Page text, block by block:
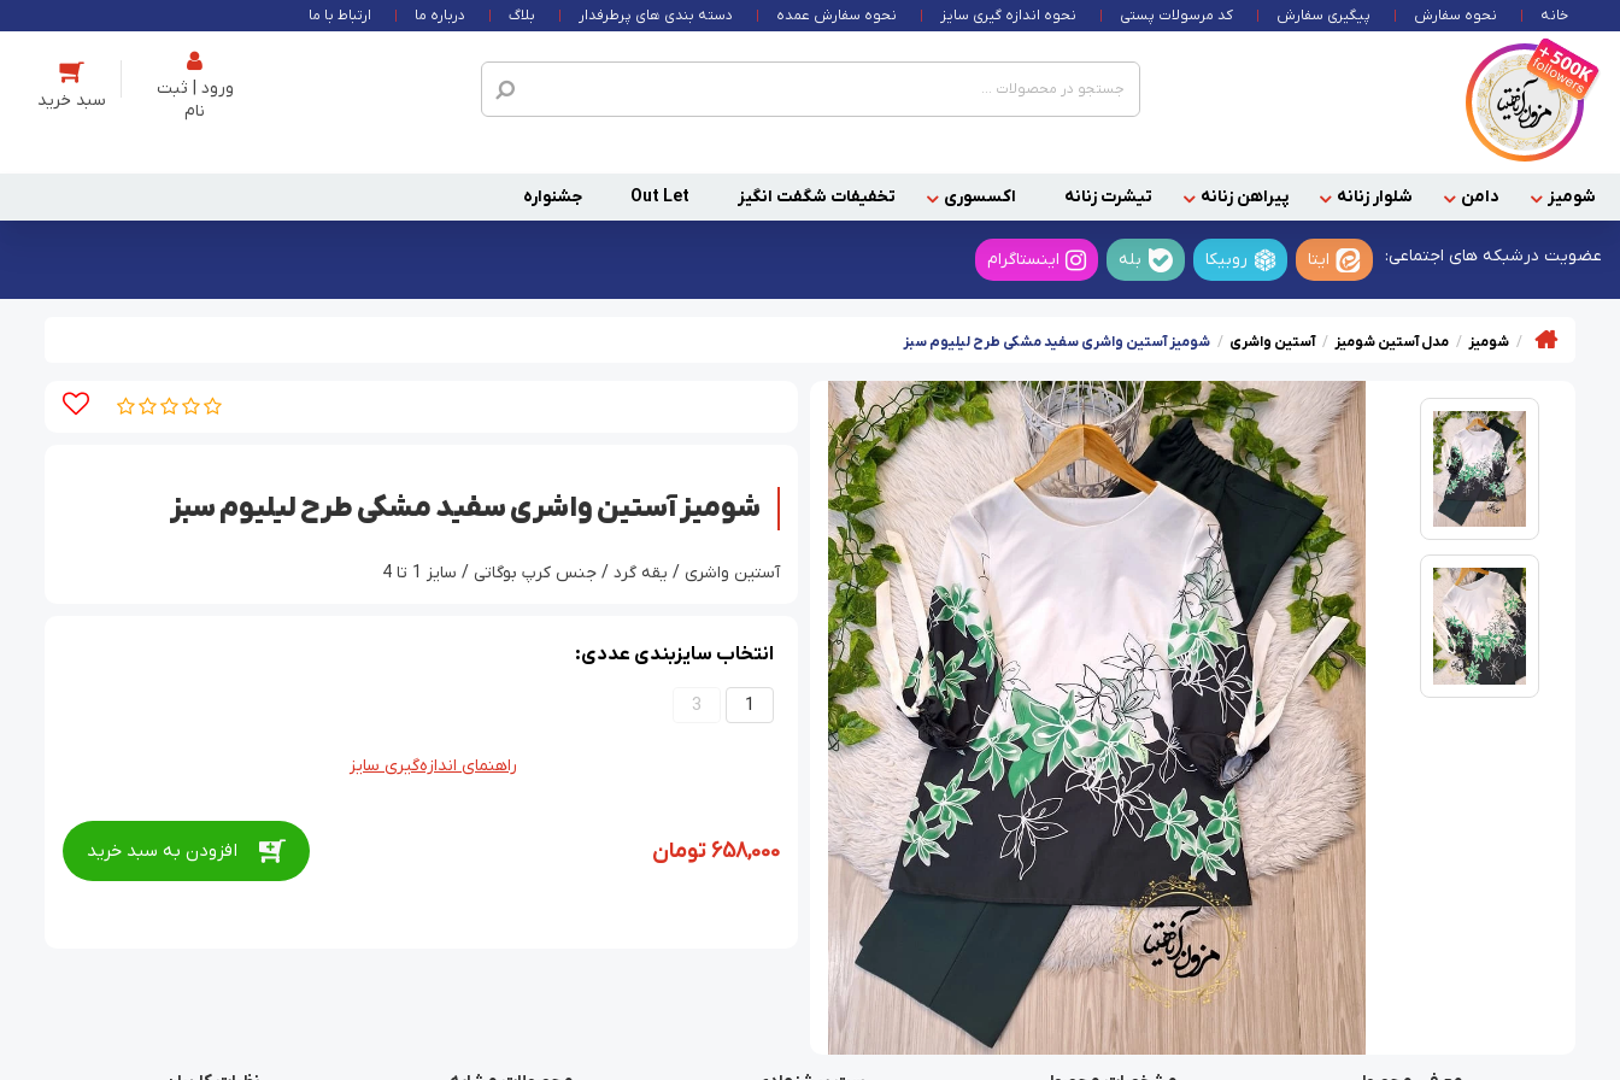
خانه نحوه سفارش پیگیری سفارش کد مرسولات پستی نحوه اندازه گیری سایز نحوه سفارش عمده دسته بندی های پرطرفدار بلاگ درباره ما ارتباط با ما
ورود | ثبت
نام
شومیز دامن شلوار زنانه پیراهن زنانه تیشرت زنانه اکسسوری تخفیفات شگفت انگیز Out Let جشنواره
عضویت درشبکه های اجتماعی: ایتا روبیکا بله اینستاگرام
شومیز مدل آستین شومیز آستین واشری شومیز آستین واشری سفید مشکی طرح لیلیوم سبز
شومیز آستین واشری سفید مشکی طرح لیلیوم سبز
آستین واشری / یقه گرد / جنس کرپ بوگاتی / سایز 1 تا 4
انتخاب سایزبندی عددی:
1
3
راهنمای اندازه‌گیری سایز
658,000تومان افزودن به سبد خرید